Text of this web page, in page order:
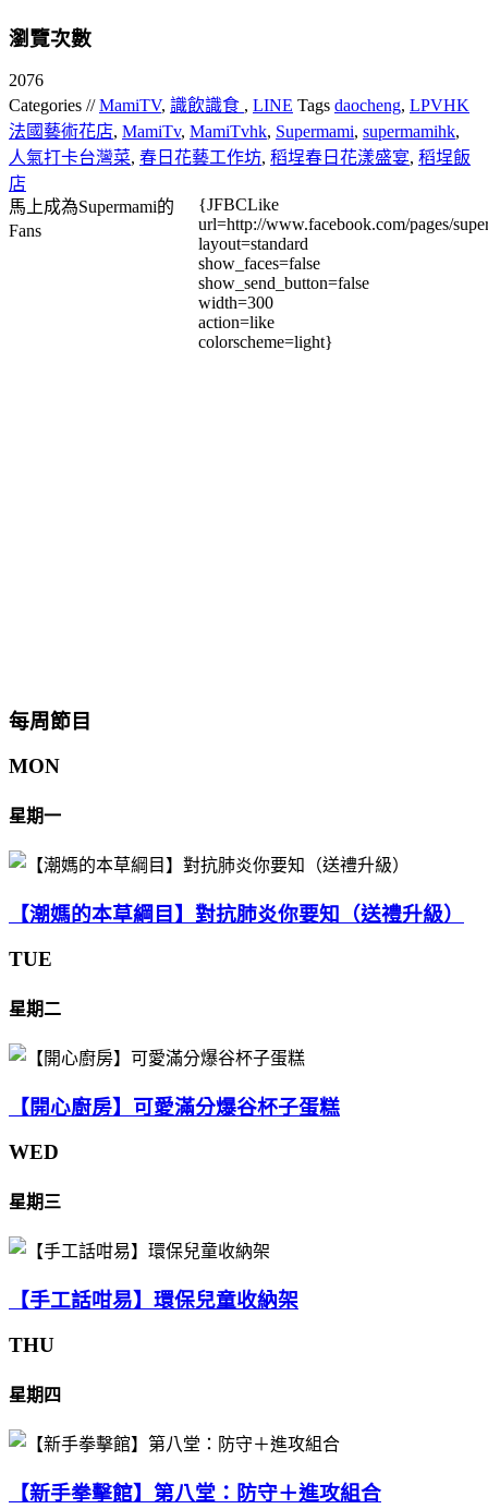
瀏覽次數
2076
Categories //MamiTV, 識飲識食 , LINE Tags daocheng, LPVHK
法國藝術花店, MamiTv, MamiTvhk, Supermami, supermamihk,
人氣打卡台灣菜, 春日花藝工作坊, 稻埕春日花漾盛宴, 稻埕飯
店
馬上成為Supermami的
Fans
{JFBCLike
url=http://www.facebook.com/pages/
layout=standard
show_faces=false
show_send_button=false
width=300
action=like
colorscheme=light}
每周節目
MON
星期一
【潮媽的本草綱目】對抗肺炎你要知（送禮升級）
TUE
星期二
【開心廚房】可愛滿分爆谷杯子蛋糕
WED
星期三
【手工話咁易】環保兒童收納架
THU
星期四
【新手拳擊館】第八堂：防守＋進攻組合